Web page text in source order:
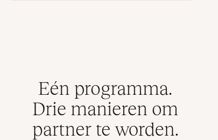
Eén programma.
Drie manieren om
partner te worden.